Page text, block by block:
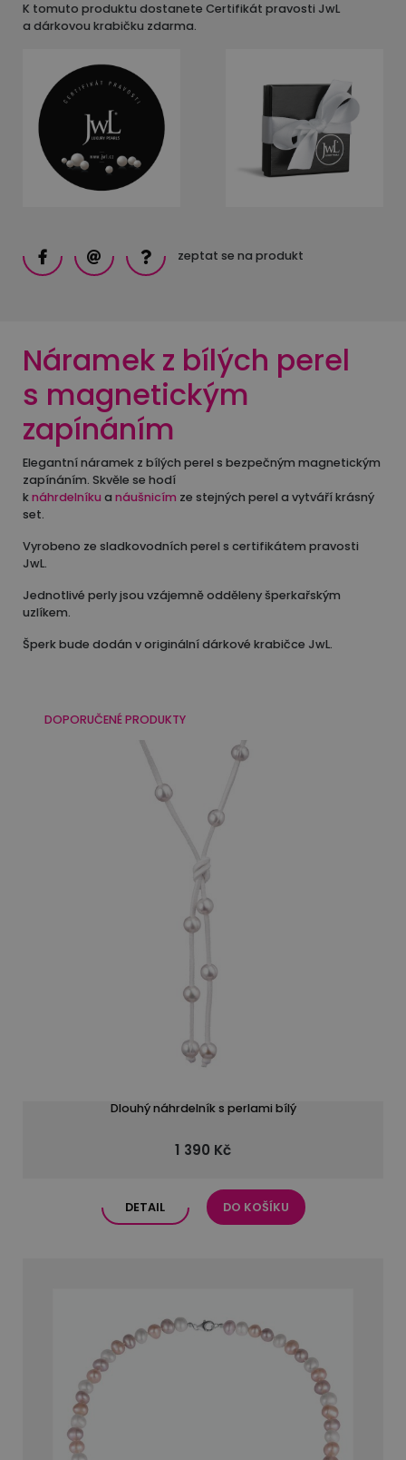
K tomuto produktu dostanete Certifikát pravosti JwL
a dárkovou krabičku zdarma.
zeptat se na produkt
Náramek z bílých perel
s magnetickým
zapínáním
Elegantní náramek z bílých perel s bezpečným magnetickým
zapínáním. Skvěle se hodí
knáhrdelníku a náušnicím ze stejných perel a vytváří krásný
set.
Vyrobeno ze sladkovodních perel s certifikátem pravosti
JwL.
Jednotlivé perly jsou vzájemně odděleny šperkařským
uzlíkem.
Šperk bude dodán v originální dárkové krabičce JwL.
DOPORUČENÉ PRODUKTY
Dlouhý náhrdelník s perlami bílý
1 390 Kč
DETAIL DO KOŠÍKU